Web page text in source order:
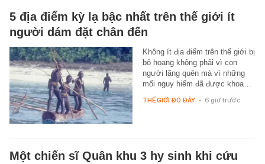
5 địa điểm kỳ lạ bậc nhất trên thế giới ít
người dám đặt chân đến
Không ít địa điểm trên thế giới bị
bỏ hoang không phải vì con
người lãng quên mà vì những
mối nguy hiểm đã được khoa…
THẾ GIỚI ĐÓ ĐÂY - 6 giờ trước
Một chiến sĩ Quân khu 3 hy sinh khi cứu